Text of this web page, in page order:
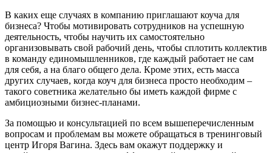
В каких еще случаях в компанию приглашают коуча для
бизнеса? Чтобы мотивировать сотрудников на успешную
деятельность, чтобы научить их самостоятельно
организовывать свой рабочий день, чтобы сплотить коллектив
в команду единомышленников, где каждый работает не сам
для себя, а на благо общего дела. Кроме этих, есть масса
других случаев, когда коуч для бизнеса просто необходим –
такого советника желательно бы иметь каждой фирме с
амбициозными бизнес-планами.
За помощью и консультацией по всем вышеперечисленным
вопросам и проблемам вы можете обращаться в тренинговый
центр Игоря Вагина. Здесь вам окажут поддержку и